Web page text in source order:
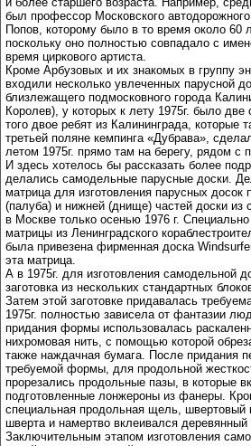
был профессор Московского
Попов, которому было в то время около 60
поскольку оно полностью совпадало с
время циркового артиста.
Кроме Арбузовых и их знакомых в группу
входили несколько увлеченных парусной
близлежащего подмосковного города
Королев), у которых к лету 1975г. было
того двое ребят из Калининграда, которые
третьей поляне кемпинга «Дубрава»,
летом 1975г. прямо там на берегу, рядом с
И здесь хотелось бы рассказать более
делались самодельные парусные доски.
матрица для изготовления парусных
(палуба) и нижней (днище) частей доски из
в Москве только осенью 1976 г.
матрицы из Ленинградского
была привезена фирменная доска
эта матрица.
А в 1975г. для изготовления самодельной
заготовка из нескольких стандартных
Затем этой заготовке придавалась
1975г. полностью зависела от фантазии
придания формы использовалась
нихромовая нить, с помощью которой
также наждачная бумага. После придания
требуемой формы, для продольной
прорезались продольные пазы, в которые
подготовленные лонжероны из фанеры.
специальная продольная щель, швертовый
шверта и намертво вклеивался
Заключительным этапом изготовления